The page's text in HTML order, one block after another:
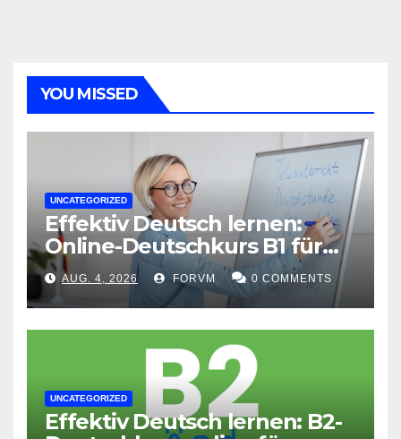
YOU MISSED
UNCATEGORIZED
Effektiv Deutsch lernen:
Online-Deutschkurs B1 für
flexible Lernerfolge
AUG. 4, 2026 FORVM 0 COMMENTS
UNCATEGORIZED
Effektiv Deutsch lernen: B2-